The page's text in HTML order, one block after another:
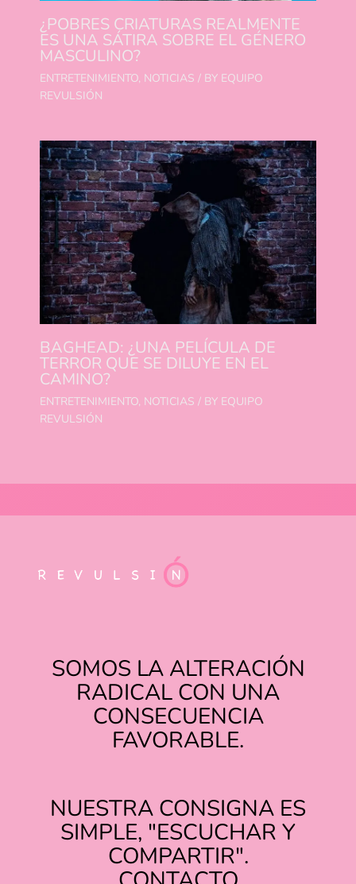
¿POBRES CRIATURAS REALMENTE
ES UNA SÁTIRA SOBRE EL GÉNERO
MASCULINO?
ENTRETENIMIENTO, NOTICIAS / BY EQUIPO
REVULSIÓN
BAGHEAD: ¿UNA PELÍCULA DE
TERROR QUE SE DILUYE EN EL
CAMINO?
ENTRETENIMIENTO, NOTICIAS / BY EQUIPO
REVULSIÓN
SOMOS LA ALTERACIÓN
RADICAL CON UNA
CONSECUENCIA
FAVORABLE.
NUESTRA CONSIGNA ES
SIMPLE, "ESCUCHAR Y
COMPARTIR".
INSTAGRAM